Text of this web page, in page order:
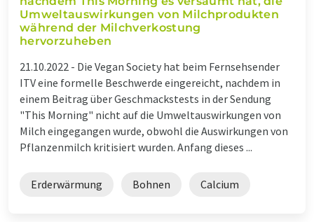
Umweltauswirkungen von Milchprodukten
während der Milchverkostung
hervorzuheben
21.10.2022 - Die Vegan Society hat beim Fernsehsender
ITV eine formelle Beschwerde eingereicht, nachdem in
einem Beitrag über Geschmackstests in der Sendung
"This Morning" nicht auf die Umweltauswirkungen von
Milch eingegangen wurde, obwohl die Auswirkungen von
Pflanzenmilch kritisiert wurden. Anfang dieses ...
Erderwärmung Bohnen Calcium